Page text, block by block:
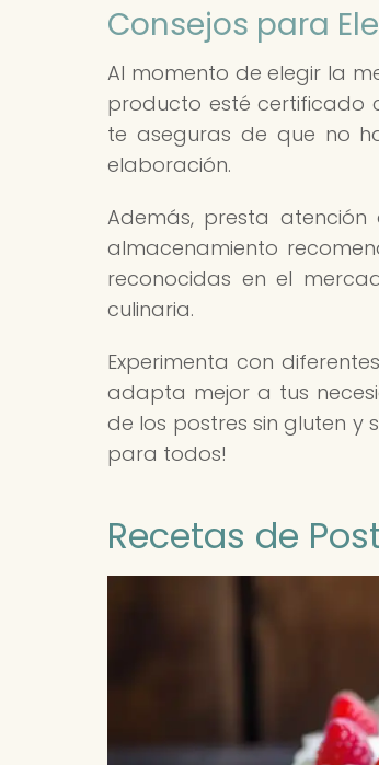
Consejos para
Al momento de elegir la
producto esté certificado
te aseguras de que no
elaboración.
Además, presta
almacenamiento
reconocidas en el
culinaria.
Experimenta con
adapta mejor a tus
de los postres sin gluten y
para todos!
Recetas de